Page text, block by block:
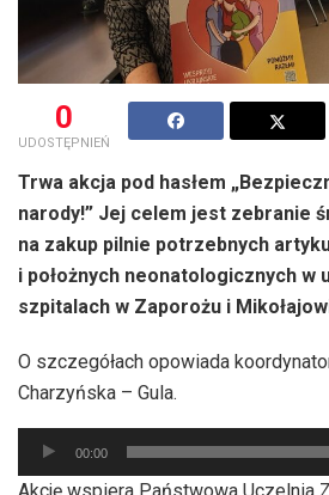
0
UDOSTĘPNIEŃ
Trwa akcja pod hasłem
narody!” Jej celem jest zebranie
na zakup pilnie potrzebnych
i położnych neonatologicznych w
szpitalach w Zaporożu i
O szczegółach opowiada
Charzyńska – Gula.
Odtwarzacz
plików
00:00